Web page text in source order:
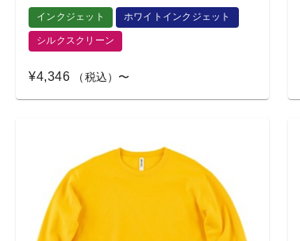
インクジェット ホワイトインクジェット
シルクスクリーン
¥4,346 （税込）〜